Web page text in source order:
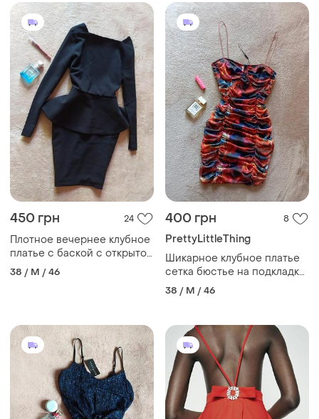
450 грн 24
Плотное вечернее клубное
платье с баской с открытой
спиной
38 / M / 46
400 грн 8
PrettyLittleThing
Шикарное клубное платье
сетка бюстье на подкладке
с драпировкой
38 / M / 46